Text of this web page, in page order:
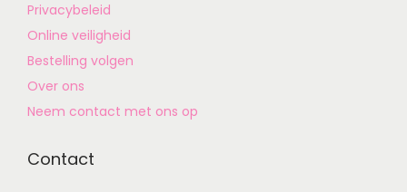
Privacybeleid
Online veiligheid
Bestelling volgen
Over ons
Neem contact met ons op
Contact